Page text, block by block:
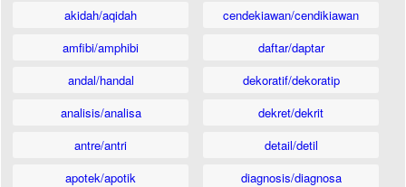
akidah/aqidah
amfibi/amphibi
andal/handal
analisis/analisa
antre/antri
apotek/apotik
cendekiawan/cendikiawan
daftar/daptar
dekoratif/dekoratip
dekret/dekrit
detail/detil
diagnosis/diagnosa